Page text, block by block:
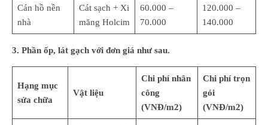
Cán hồ nền
nhà
Cát sạch + Xi
măng Holcim
60.000 –
70.000
120.000 –
140.000
3. Phần ốp, lát gạch với đơn giá như sau.
Hạng mục
sửa chữa
Vật liệu
Chi phí nhân
công
(VNĐ/m2)
Chi phí trọn
gói
(VNĐ/m2)